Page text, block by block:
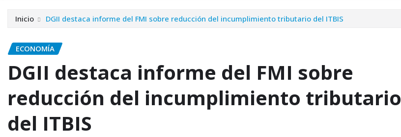
Inicio DGII destaca informe del FMI sobre reducción del incumplimiento tributario del ITBIS
ECONOMÍA
DGII destaca informe del FMI sobre
reducción del incumplimiento tributario
del ITBIS